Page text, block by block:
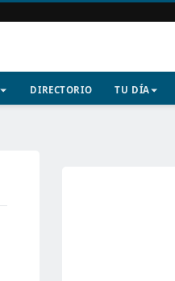
DIRECTORIO TU DÍA